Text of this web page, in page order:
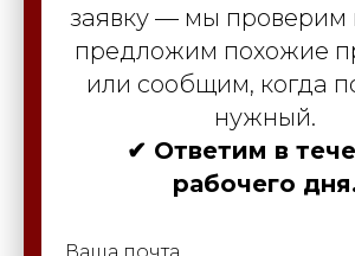
заявку — мы проверим
предложим похожие
или сообщим, когда
нужный.
✔ Ответим в
рабочего
Ваша почта